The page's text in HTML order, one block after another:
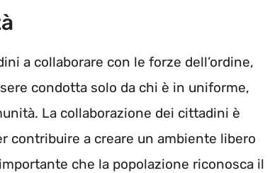
a collaborare con le forze dell’ordine,
condotta solo da chi è in uniforme,
La collaborazione dei cittadini è
contribuire a creare un ambiente libero
che la popolazione riconosca il